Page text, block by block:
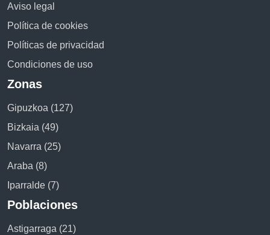
Aviso legal
Política de cookies
Políticas de privacidad
Condiciones de uso
Zonas
Gipuzkoa (127)
Bizkaia (49)
Navarra (25)
Araba (8)
Iparralde (7)
Poblaciones
Astigarraga (21)